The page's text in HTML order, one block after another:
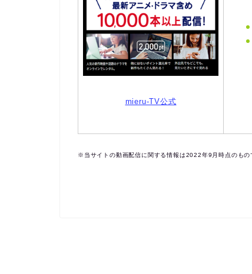
mieru-TV公式
※当サイトの動画配信に関する情報は2022年9月時点のもの